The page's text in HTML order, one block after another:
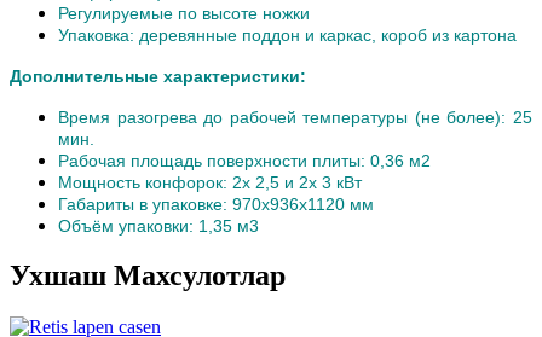
Регулируемые по высоте ножки
Упаковка: деревянные поддон и каркас, короб из картона
Дополнительные характеристики:
Время разогрева до рабочей температуры (не более): 25
мин.
Рабочая площадь поверхности плиты: 0,36 м2
Мощность конфорок: 2х 2,5 и 2х 3 кВт
Габариты в упаковке: 970х936х1120 мм
Объём упаковки: 1,35 м3
Ухшаш Махсулотлар